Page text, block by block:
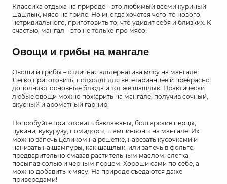
Классика отдыха на природе – это любимый всеми куриный
шашлык, мясо на гриле. Но иногда хочется чего-то нового,
нетривиального, приготовить то, что удивит себя и близких. К
счастью, мангал – это не только про мясо!
Овощи и грибы на мангале
Овощи и грибы – отличная альтернатива мясу на мангале.
Легко приготовить, подходят для вегетарианцев и прекрасно
дополняют основные блюда и тот же шашлык. Практически
любые овощи можно пожарить на мангале, получив сочный,
вкусный и ароматный гарнир.
Попробуйте приготовить баклажаны, болгарские перцы,
цукини, кукурузу, помидоры, шампиньоны на мангале. Их
можно запечь целиком на решетке, нарезать кусочками и
нанизать на шампуры, как шашлык, или запечь в фольге,
предварительно смазав растительным маслом, слегка
посыпав солью и черным перцем. Хороши сами по себе, а
можно добавить к мясу. На природе съедаются даже
привередами!